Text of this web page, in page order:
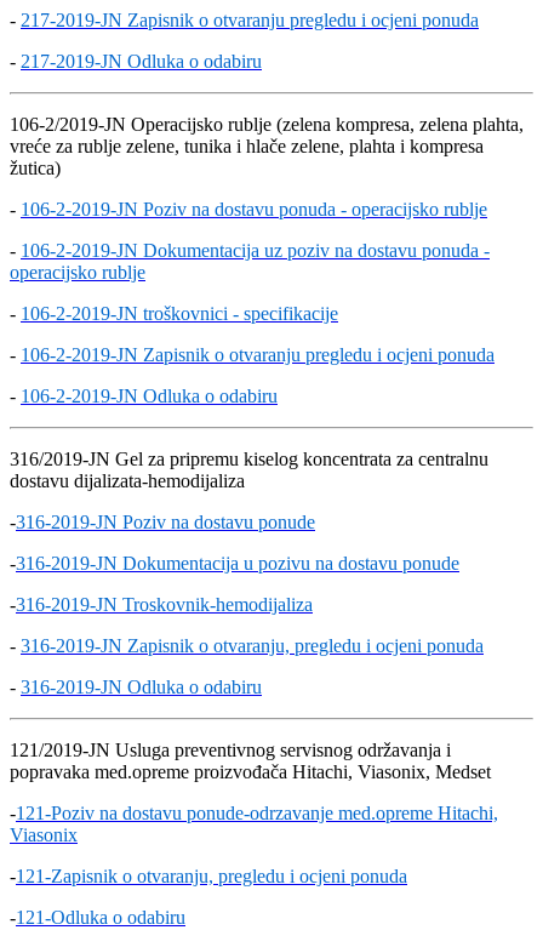
- 217-2019-JN Zapisnik o otvaranju pregledu i ocjeni ponuda
- 217-2019-JN Odluka o odabiru
106-2/2019-JN Operacijsko rublje (zelena kompresa, zelena plahta,
vreće za rublje zelene, tunika i hlače zelene, plahta i kompresa
žutica)
- 106-2-2019-JN Poziv na dostavu ponuda - operacijsko rublje
- 106-2-2019-JN Dokumentacija uz poziv na dostavu ponuda -
operacijsko rublje
- 106-2-2019-JN troškovnici - specifikacije
- 106-2-2019-JN Zapisnik o otvaranju pregledu i ocjeni ponuda
- 106-2-2019-JN Odluka o odabiru
316/2019-JN Gel za pripremu kiselog koncentrata za centralnu
dostavu dijalizata-hemodijaliza
-316-2019-JN Poziv na dostavu ponude
-316-2019-JN Dokumentacija u pozivu na dostavu ponude
-316-2019-JN Troskovnik-hemodijaliza
- 316-2019-JN Zapisnik o otvaranju, pregledu i ocjeni ponuda
- 316-2019-JN Odluka o odabiru
121/2019-JN Usluga preventivnog servisnog održavanja i
popravaka med.opreme proizvođača Hitachi, Viasonix, Medset
-121-Poziv na dostavu ponude-odrzavanje med.opreme Hitachi,
Viasonix
-121-Zapisnik o otvaranju, pregledu i ocjeni ponuda
-121-Odluka o odabiru